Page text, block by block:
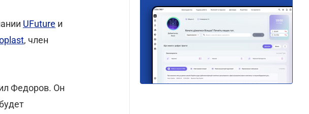
UFuture и
, член
Федоров. Он